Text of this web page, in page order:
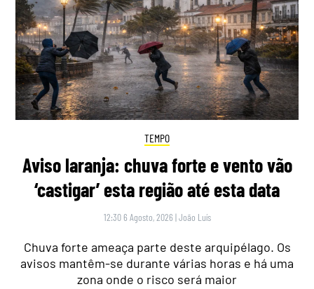
TEMPO
Aviso laranja: chuva forte e vento vão
‘castigar’ esta região até esta data
12:30 6 Agosto, 2026 |João Luís
Chuva forte ameaça parte deste arquipélago. Os
avisos mantêm-se durante várias horas e há uma
zona onde o risco será maior